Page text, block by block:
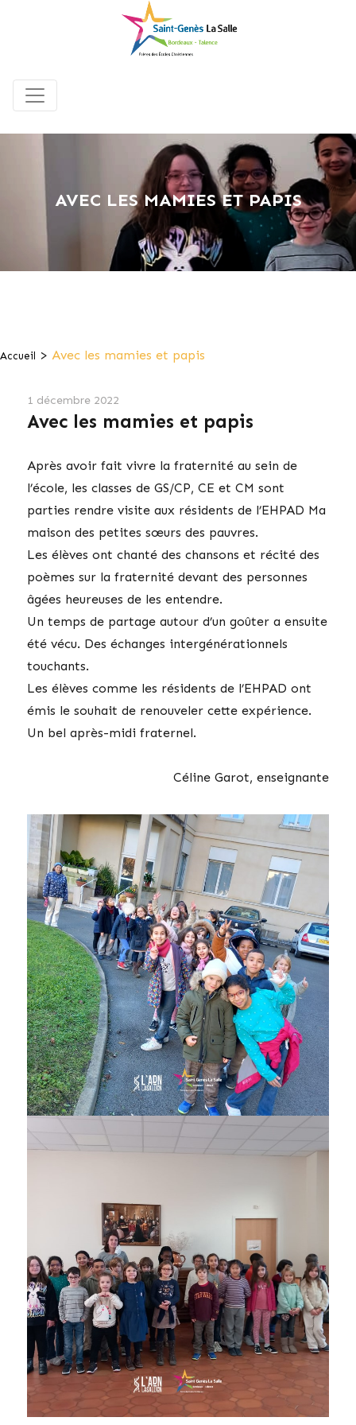
AVEC LES MAMIES ET PAPIS
Accueil > Avec les mamies et papis
1 décembre 2022
Avec les mamies et papis
Après avoir fait vivre la fraternité au sein de
l’école, les classes de GS/CP, CE et CM sont
parties rendre visite aux résidents de l’EHPAD Ma
maison des petites sœurs des pauvres.
Les élèves ont chanté des chansons et récité des
poèmes sur la fraternité devant des personnes
âgées heureuses de les entendre.
Un temps de partage autour d’un goûter a ensuite
été vécu. Des échanges intergénérationnels
touchants.
Les élèves comme les résidents de l’EHPAD ont
émis le souhait de renouveler cette expérience.
Un bel après-midi fraternel.
Céline Garot, enseignante